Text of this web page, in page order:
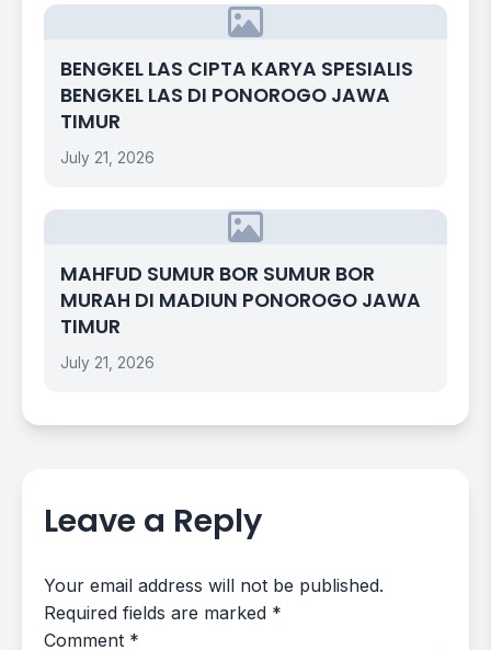
BENGKEL LAS CIPTA KARYA SPESIALIS
BENGKEL LAS DI PONOROGO JAWA
TIMUR
July 21, 2026
MAHFUD SUMUR BOR SUMUR BOR
MURAH DI MADIUN PONOROGO JAWA
TIMUR
July 21, 2026
Leave a Reply
Your email address will not be published.
Required fields are marked *
Comment *